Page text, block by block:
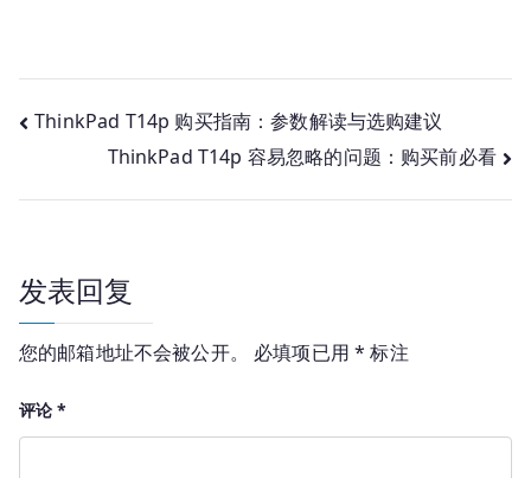
文
航
ThinkPad T14p 购买指南：参数解读与选购建议
ThinkPad T14p 容易忽略的问题：购买前必看
发表回复
您的邮箱地址不会被公开。 必填项已用* 标注
评论*